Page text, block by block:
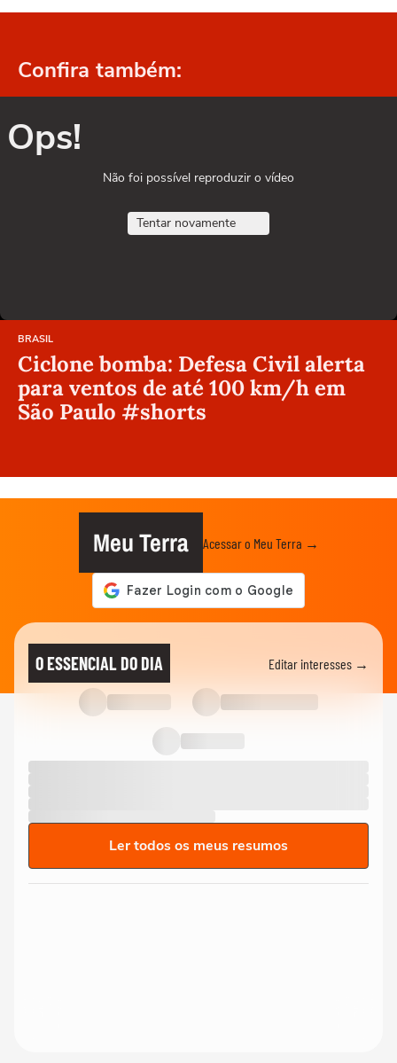
Confira também:
Ops!
Não foi possível reproduzir o vídeo
Tentar novamente
BRASIL
Ciclone bomba: Defesa Civil alerta
para ventos de até 100 km/h em
São Paulo #shorts
Meu Terra Acessar o Meu Terra →
O ESSENCIAL DO DIA Editar interesses →
Ler todos os meus resumos